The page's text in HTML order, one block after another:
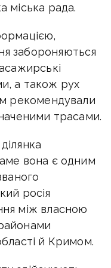
міська рада.
забороняються
а також рух
рекомендували
трасами.
вона є одним
росія
між власною
й Кримом.